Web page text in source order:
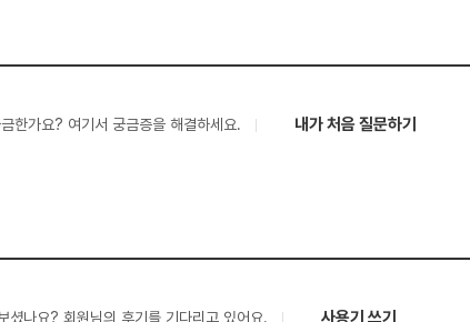
한가요? 여기서 궁금증을 해결하세요. 내가 처음 질문하기
셨나요? 회원님의 후기를 기다리고 있어요. 사용기 쓰기